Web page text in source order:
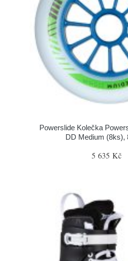
Powerslide Kolečka
DD Medium (8ks),
5 635 Kč